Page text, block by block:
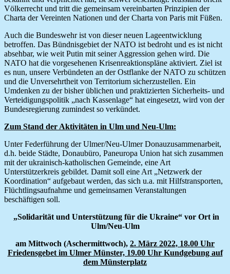
Völkerrecht und tritt die gemeinsam vereinbarten Prinzipien der
Charta der Vereinten Nationen und der Charta von Paris mit Füßen.
Auch die Bundeswehr ist von dieser neuen Lageentwicklung
betroffen. Das Bündnisgebiet der NATO ist bedroht und es ist nicht
absehbar, wie weit Putin mit seiner Aggression gehen wird. Die
NATO hat die vorgesehenen Krisenreaktionspläne aktiviert. Ziel ist
es nun, unsere Verbündeten an der Ostflanke der NATO zu schützen
und die Unversehrtheit von Territorium sicherzustellen. Ein
Umdenken zu der bisher üblichen und praktizierten Sicherheits- und
Verteidigungspolitik „nach Kassenlage“ hat eingesetzt, wird von der
Bundesregierung zumindest so verkündet.
Zum Stand der Aktivitäten in Ulm und Neu-Ulm:
Unter Federführung der Ulmer/Neu-Ulmer Donauzusammenarbeit,
d.h. beide Städte, Donaubüro, Paneuropa Union hat sich zusammen
mit der ukrainisch-katholischen Gemeinde, eine Art
Unterstützerkreis gebildet. Damit soll eine Art „Netzwerk der
Koordination“ aufgebaut werden, das sich u.a. mit Hilfstransporten,
Flüchtlingsaufnahme und gemeinsamen Veranstaltungen
beschäftigen soll.
„Solidarität und Unterstützung für die Ukraine“ vor Ort in
Ulm/Neu-Ulm
am Mittwoch (Aschermittwoch), 2. März 2022, 18.00 Uhr
Friedensgebet im Ulmer Münster, 19.00 Uhr Kundgebung auf
dem Münsterplatz